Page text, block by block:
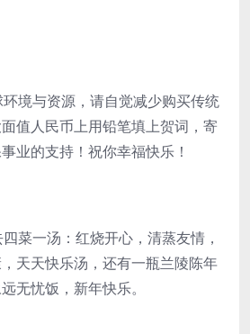
境与资源，请自觉减少购买传统
值人民币上用铅笔填上贺词，寄
业的支持！祝你幸福快乐！
菜一汤：红烧开心，清蒸友情，
天天快乐汤，还有一瓶兰陵陈年
无忧饭，新年快乐。